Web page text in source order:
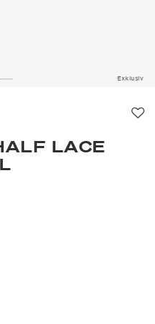
Exklusiv
LACE